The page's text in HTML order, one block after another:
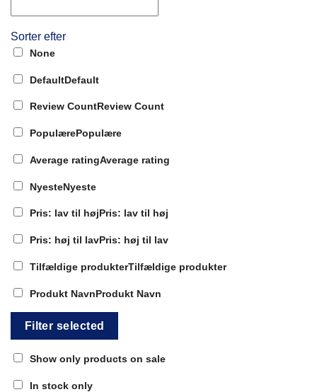
Sorter efter
None
DefaultDefault
Review CountReview Count
PopulærePopulære
Average ratingAverage rating
NyesteNyeste
Pris: lav til højPris: lav til høj
Pris: høj til lavPris: høj til lav
Tilfældige produkterTilfældige produkter
Produkt NavnProdukt Navn
Filter selected
Show only products on sale
In stock only